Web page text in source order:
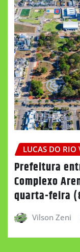
LUCAS DO RIO
Prefeitura
Complexo
quarta-feira
Vilson Zeni